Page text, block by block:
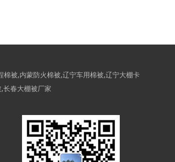
棉被,内蒙防火棉被,辽宁车用棉被,辽宁大棚卡
,长春大棚被厂家